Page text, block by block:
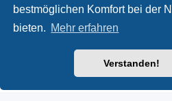
bestmöglichen Komfort bei der
bieten. Mehr erfahren
Verstanden!
Portal Foren-Übersicht
Powered by
® Forum
Deutsche Übersetzung
Datenschutz|